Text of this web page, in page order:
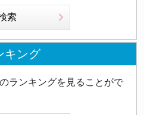
索
キング
ランキングを見ることがで